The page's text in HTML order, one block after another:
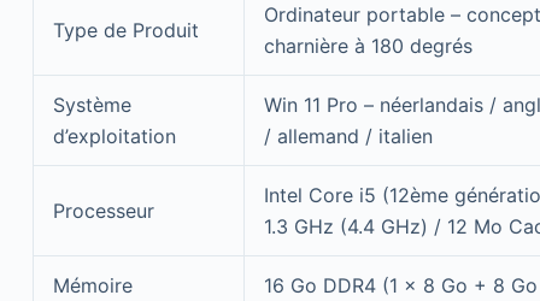
Type de Produit
Ordinateur portable –
charnière à 180 degrés
Système
d’exploitation
Win 11 Pro – néerlandais /
/ allemand / italien
Processeur
Intel Core i5 (12ème
1.3 GHz (4.4 GHz) / 12 Mo
Mémoire 16 Go DDR4 (1 x 8 Go + 8